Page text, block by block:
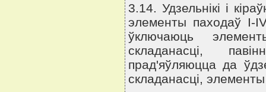
3.14. Удзельнiкi i
элементы паходаў I-
ўключаюць
складанасцi,
прад'яўляюцца да
складанасцi,